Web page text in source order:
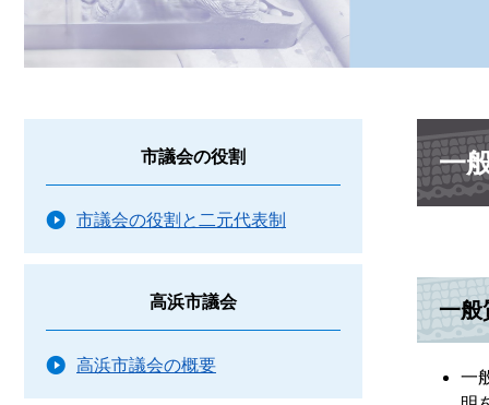
本
文 一
一般
一
市議会の役割
市議会の役割と二元代表制
高浜市議会
高浜市議会の概要